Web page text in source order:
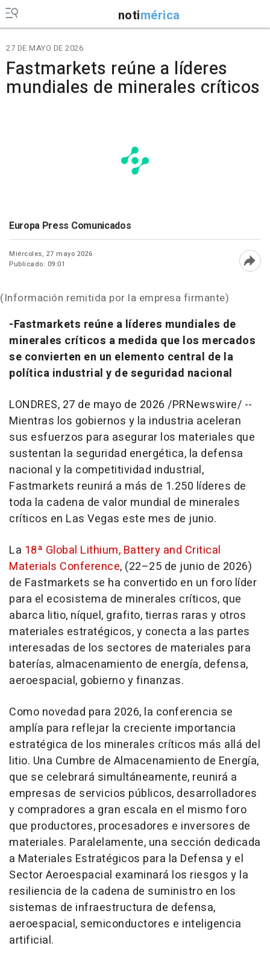
notimérica
27 DE MAYO DE 2026
Fastmarkets reúne a líderes
mundiales de minerales críticos
Europa Press Comunicados
Miércoles, 27 mayo 2026
Publicado: 09:01
(Información remitida por la empresa firmante)
-Fastmarkets reúne a líderes mundiales de
minerales críticos a medida que los mercados
se convierten en un elemento central de la
política industrial y de seguridad nacional
LONDRES, 27 de mayo de 2026 /PRNewswire/ --
Mientras los gobiernos y la industria aceleran
sus esfuerzos para asegurar los materiales que
sustentan la seguridad energética, la defensa
nacional y la competitividad industrial,
Fastmarkets reunirá a más de 1.250 líderes de
toda la cadena de valor mundial de minerales
críticos en Las Vegas este mes de junio.
La 18ª Global Lithium, Battery and Critical
Materials Conference, (22–25 de junio de 2026)
de Fastmarkets se ha convertido en un foro líder
para el ecosistema de minerales críticos, que
abarca litio, níquel, grafito, tierras raras y otros
materiales estratégicos, y conecta a las partes
interesadas de los sectores de materiales para
baterías, almacenamiento de energía, defensa,
aeroespacial, gobierno y finanzas.
Como novedad para 2026, la conferencia se
amplía para reflejar la creciente importancia
estratégica de los minerales críticos más allá del
litio. Una Cumbre de Almacenamiento de Energía,
que se celebrará simultáneamente, reunirá a
empresas de servicios públicos, desarrolladores
y compradores a gran escala en el mismo foro
que productores, procesadores e inversores de
materiales. Paralelamente, una sección dedicada
a Materiales Estratégicos para la Defensa y el
Sector Aeroespacial examinará los riesgos y la
resiliencia de la cadena de suministro en los
sistemas de infraestructura de defensa,
aeroespacial, semiconductores e inteligencia
artificial.